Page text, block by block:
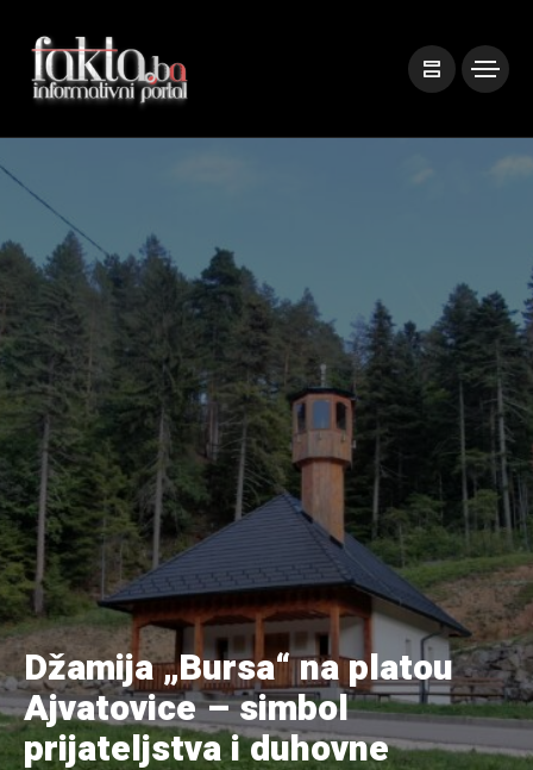
Džamija „Bursa“ na platou
Ajvatovice – simbol
prijateljstva i duhovne